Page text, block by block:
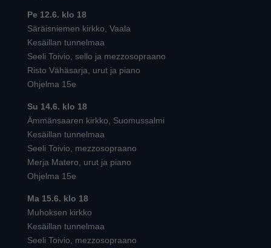
Pe 12.6. klo 18
Säräisniemen kirkko, Vaala
Kesäillan tunnelmaa
Seeli Toivio, sello ja mezzosopraano
Risto Vähäsarja, urut ja piano
Ohjelma 15e
Su 14.6. klo 18
Ämmänsaaren kirkko, Suomussalmi
Kesäillan tunnelmaa
Seeli Toivio, mezzosopraano
Merja Matero, urut ja piano
Ohjelma 15e
Ma 15.6. klo 18
Muhoksen kirkko
Kesäillan tunnelmaa
Seeli Toivio, mezzosopraano